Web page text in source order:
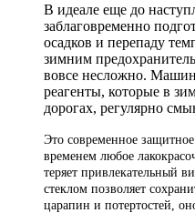
В идеале еще до
заблаговременно
осадков и перепаду
зимним
вовсе несложно.
реагенты, которые в
дорогах, регулярно
Это современное
временем любое
теряет привлекательный
стеклом позволяет
царапин и потертостей,